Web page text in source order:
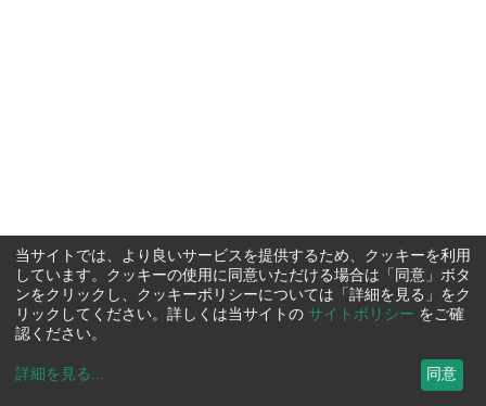
当サイトでは、より良いサービスを提供するため、クッキーを利用
しています。クッキーの使用に同意いただける場合は「同意」ボタ
ンをクリックし、クッキーポリシーについては「詳細を見る」をク
リックしてください。詳しくは当サイトの サイトポリシー をご確
認ください。
詳細を見る ... 同意